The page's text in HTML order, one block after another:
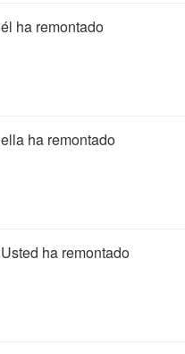
él ha remontado
ella ha remontado
Usted ha remontado